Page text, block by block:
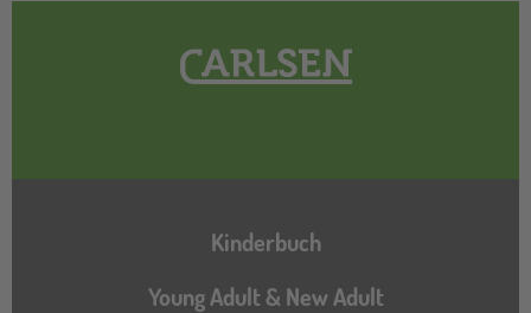
Hauptnavigation
Kinderbuch
Young Adult & New Adult